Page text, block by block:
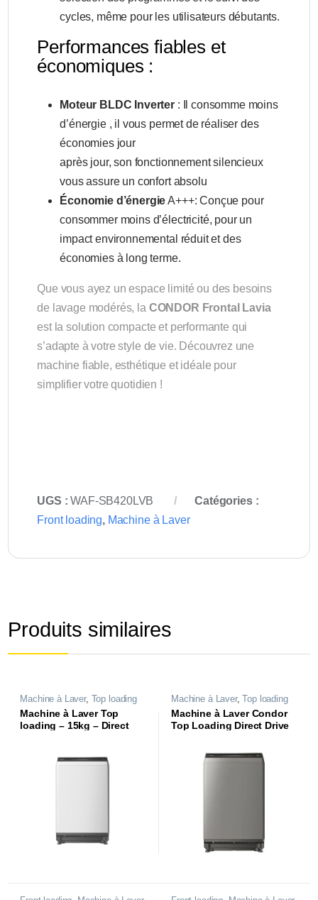
cycles, même pour les utilisateurs débutants.
Performances fiables et
économiques :
Moteur BLDC Inverter : Il consomme moins
d’énergie , il vous permet de réaliser des
économies jour
après jour, son fonctionnement silencieux
vous assure un confort absolu
Économie d’énergieA+++: Conçue pour
consommer moins d’électricité, pour un
impact environnemental réduit et des
économies à long terme.
Que vous ayez un espace limité ou des besoins
de lavage modérés, la CONDOR Frontal Lavia
est la solution compacte et performante qui
s’adapte à votre style de vie. Découvrez une
machine fiable, esthétique et idéale pour
simplifier votre quotidien !
UGS :WAF-SB420LVB
Catégories :
Front loading, Machine à Laver
Produits similaires
Machine à Laver, Top loading
Machine à Laver Top
loading – 15kg – Direct
Machine à Laver,Top loading
Machine à Laver Condor
Top Loading Direct Drive